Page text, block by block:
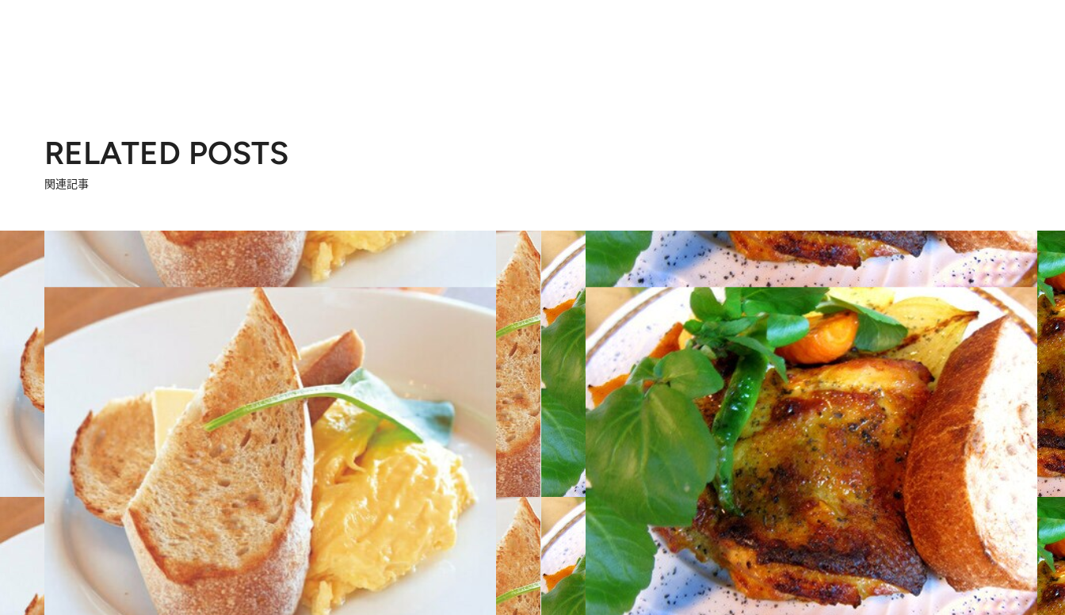
RELATED POSTS
関連記事